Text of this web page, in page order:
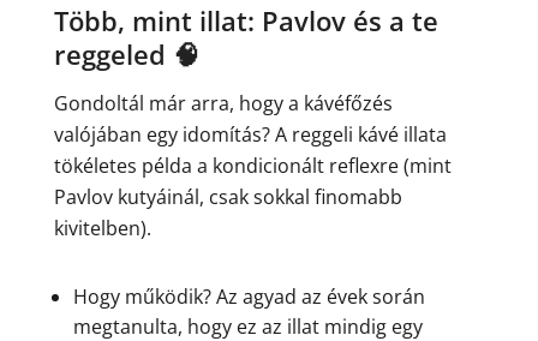
Több, mint illat: Pavlov és a te
reggeled 🧠
Gondoltál már arra, hogy a kávéfőzés
valójában egy idomítás? A reggeli kávé illata
tökéletes példa a kondicionált reflexre (mint
Pavlov kutyáinál, csak sokkal finomabb
kivitelben).
Hogy működik? Az agyad az évek során
megtanulta, hogy ez az illat mindig egy